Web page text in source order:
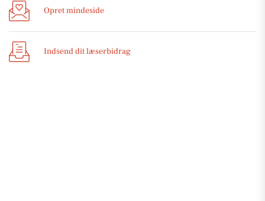
Opret mindeside
Indsend dit læserbidrag